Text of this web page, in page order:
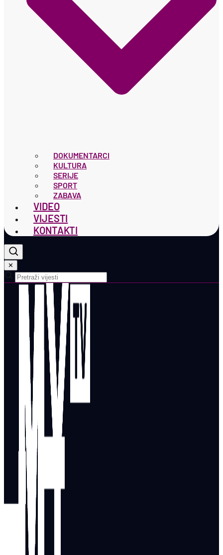
DOKUMENTARCI
KULTURA
SERIJE
SPORT
ZABAVA
VIDEO
VIJESTI
KONTAKTI
✕